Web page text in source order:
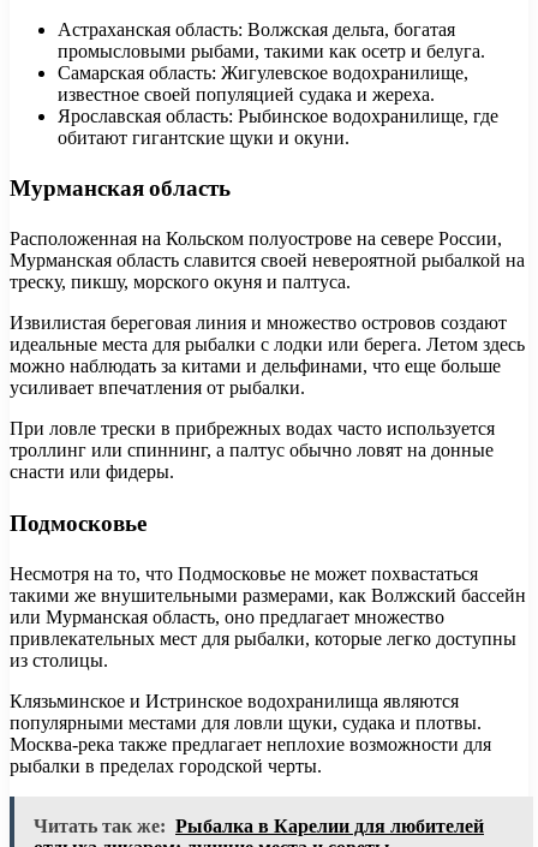
Астраханская область: Волжская дельта, богатая
промысловыми рыбами, такими как осетр и белуга.
Самарская область: Жигулевское водохранилище,
известное своей популяцией судака и жереха.
Ярославская область: Рыбинское водохранилище, где
обитают гигантские щуки и окуни.
Мурманская область
Расположенная на Кольском полуострове на севере России,
Мурманская область славится своей невероятной рыбалкой на
треску, пикшу, морского окуня и палтуса.
Извилистая береговая линия и множество островов создают
идеальные места для рыбалки с лодки или берега. Летом здесь
можно наблюдать за китами и дельфинами, что еще больше
усиливает впечатления от рыбалки.
При ловле трески в прибрежных водах часто используется
троллинг или спиннинг, а палтус обычно ловят на донные
снасти или фидеры.
Подмосковье
Несмотря на то, что Подмосковье не может похвастаться
такими же внушительными размерами, как Волжский бассейн
или Мурманская область, оно предлагает множество
привлекательных мест для рыбалки, которые легко доступны
из столицы.
Клязьминское и Истринское водохранилища являются
популярными местами для ловли щуки, судака и плотвы.
Москва-река также предлагает неплохие возможности для
рыбалки в пределах городской черты.
Читать так же: Рыбалка в Карелии для любителей